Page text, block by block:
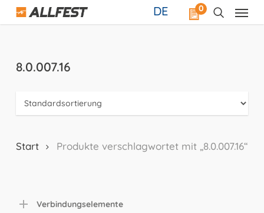
Skip
0
DE
8.0.007.16
Start Produkte verschlagwortet mit „8.0.007.16“
Verbindungselemente